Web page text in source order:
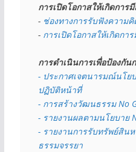
การเปิดโอกาสให้เกิดการ
- ช่องทางการรับฟังความคิ
- การเปิดโอกาสให้เกิดกา
การดำเนินการเพื่อป้องกัน
- ประกาศเจตนารมณ์นโย
ปฏิบัติหน้าที่
- การสร้างวัฒนธรรม No
- รายงานผลตามนโยบาย
- รายงานการรับทรัพย์สิน
ธรรมจรรยา